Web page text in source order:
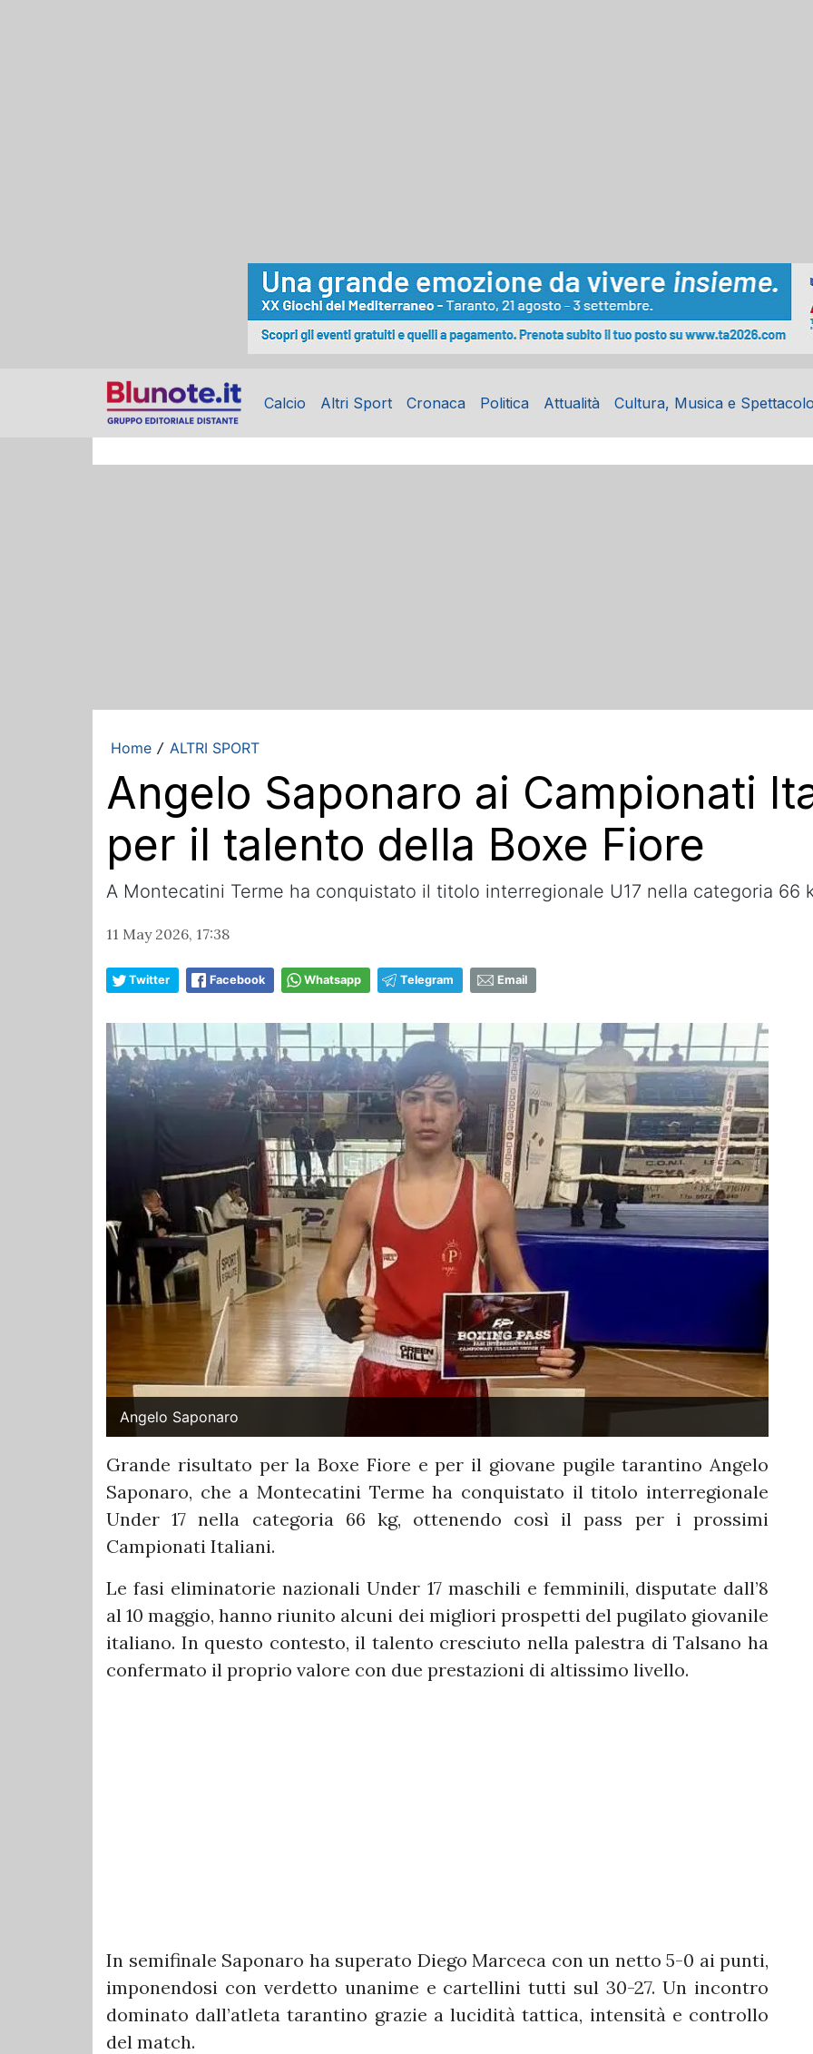
Calcio Altri Sport Cronaca Politica Attualità Cultura, Musica e
Home / ALTRI SPORT
Angelo Saponaro ai Campionati
per il talento della Boxe Fiore
A Montecatini Terme ha conquistato il titolo interregionale U17 nella categoria 66
11 May 2026, 17:38
Twitter Facebook Whatsapp Telegram Email
Angelo Saponaro
Grande risultato per la Boxe Fiore e per il giovane pugile tarantino Angelo
Saponaro, che a Montecatini Terme ha conquistato il titolo interregionale
Under 17 nella categoria 66 kg, ottenendo così il pass per i prossimi
Campionati Italiani.
Le fasi eliminatorie nazionali Under 17 maschili e femminili, disputate dall’8
al 10 maggio, hanno riunito alcuni dei migliori prospetti del pugilato giovanile
italiano. In questo contesto, il talento cresciuto nella palestra di Talsano ha
confermato il proprio valore con due prestazioni di altissimo livello.
In semifinale Saponaro ha superato Diego Marceca con un netto 5-0 ai punti,
imponendosi con verdetto unanime e cartellini tutti sul 30-27. Un incontro
dominato dall’atleta tarantino grazie a lucidità tattica, intensità e controllo
del match.